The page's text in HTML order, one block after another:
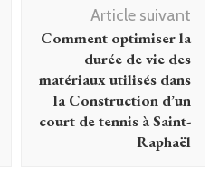
Article suivant
Comment optimiser la
durée de vie des
matériaux utilisés dans
la Construction d’un
court de tennis à Saint-
Raphaël